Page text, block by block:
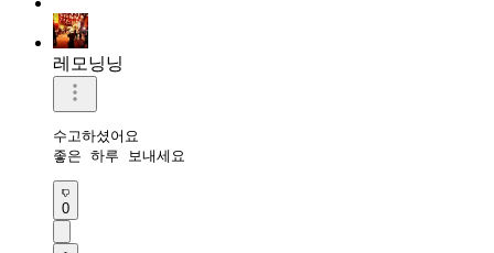
레모닝닝
수고하셨어요
좋은 하루 보내세요
0